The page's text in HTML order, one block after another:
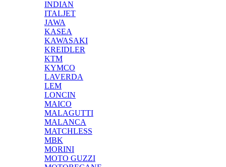
INDIAN
ITALJET
JAWA
KASEA
KAWASAKI
KREIDLER
KTM
KYMCO
LAVERDA
LEM
LONCIN
MAICO
MALAGUTTI
MALANCA
MATCHLESS
MBK
MORINI
MOTO GUZZI